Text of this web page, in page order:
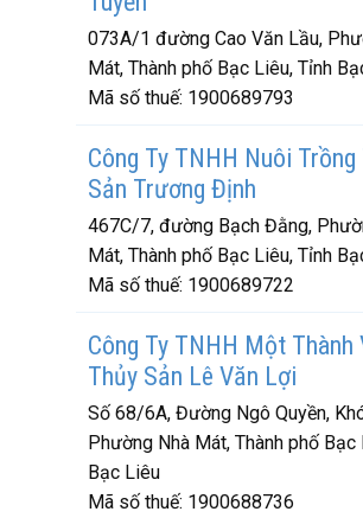
073A/1 đường Cao Văn Lầu,
Mát, Thành phố Bạc Liêu, Tỉnh
Mã số thuế: 1900689793
Công Ty TNHH Nuôi Trồng
Sản Trương Định
467C/7, đường Bạch Đằng,
Mát, Thành phố Bạc Liêu, Tỉnh
Mã số thuế: 1900689722
Công Ty TNHH Một Thành
Thủy Sản Lê Văn Lợi
Số 68/6A, Đường Ngô Quyền,
Phường Nhà Mát, Thành phố Bạc
Bạc Liêu
Mã số thuế: 1900688736